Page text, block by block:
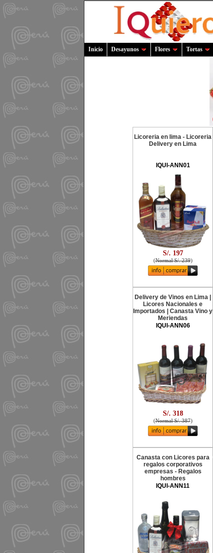
Inicio Desayunos Flores Tortas
Licoreria en lima - Licoreria
Delivery en Lima
IQUI-ANN01
S/. 197
(Normal S/. 239)
Delivery de Vinos en Lima |
Licores Nacionales e
Importados | Canasta Vino y
Meriendas
IQUI-ANN06
S/. 318
(Normal S/. 387)
Canasta con Licores para
regalos corporativos
empresas - Regalos
hombres
IQUI-ANN11